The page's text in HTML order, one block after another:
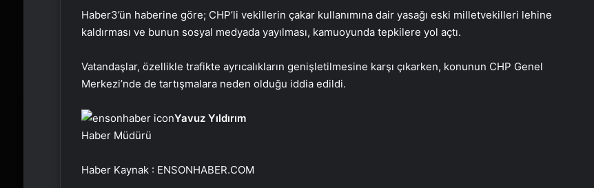
Haber3’ün haberine göre; CHP’li vekillerin çakar kullanımına dair yasağı eski milletvekilleri lehine
kaldırması ve bunun sosyal medyada yayılması, kamuoyunda tepkilere yol açtı.
Vatandaşlar, özellikle trafikte ayrıcalıkların genişletilmesine karşı çıkarken, konunun CHP Genel
Merkezi’nde de tartışmalara neden olduğu iddia edildi.
Yavuz Yıldırım
Haber Müdürü
Haber Kaynak : ENSONHABER.COM